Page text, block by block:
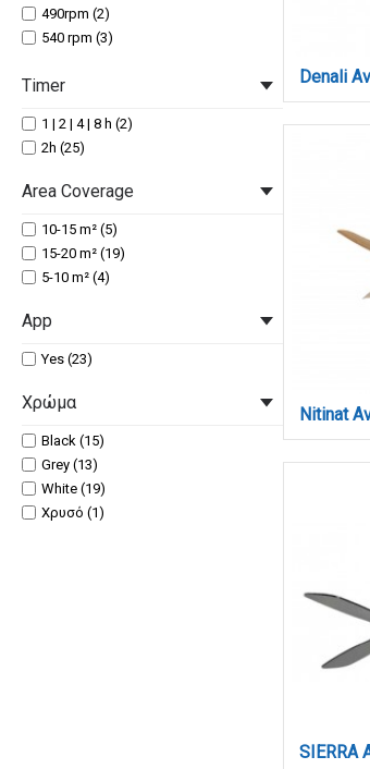
490rpm (2)
540 rpm (3)
950rpm (4)
Timer
1 | 2 | 4 | 8 h (2)
2h (25)
Area Coverage
10-15 m² (5)
15-20 m² (19)
5-10 m² (4)
App
Yes (23)
Χρώμα
Black (15)
Grey (13)
White (19)
Χρυσό (1)